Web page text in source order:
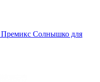
Премикс Солнышко для